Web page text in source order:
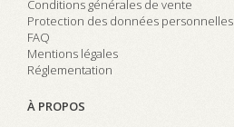
Conditions générales de vente
Protection des données personnelles
FAQ
Mentions légales
Réglementation
À PROPOS